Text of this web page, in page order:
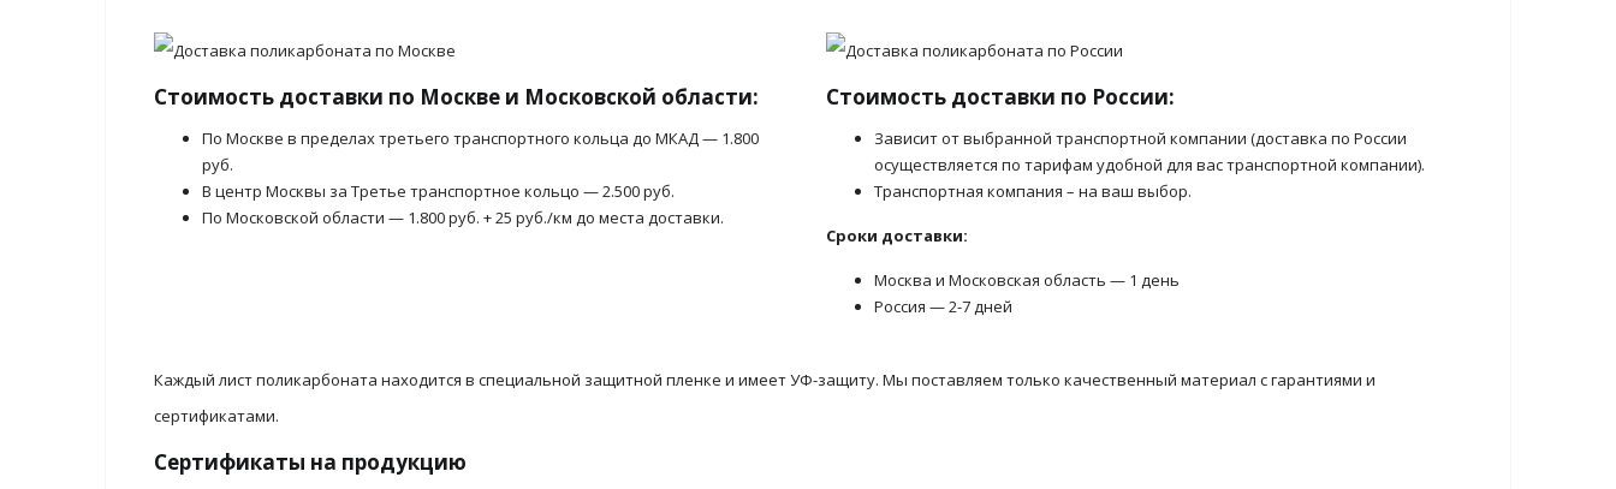
Стоимость доставки по Москве и Московской области:
По Москве в пределах третьего транспортного кольца до МКАД — 1.800
руб.
В центр Москвы за Третье транспортное кольцо — 2.500 руб.
По Московской области — 1.800 руб. + 25 руб./км до места доставки.
Стоимость доставки по России:
Зависит от выбранной транспортной компании (доставка по России
осуществляется по тарифам удобной для вас транспортной компании).
Транспортная компания – на ваш выбор.
Сроки доставки:
Москва и Московская область — 1 день
Россия — 2-7 дней
Каждый лист поликарбоната находится в специальной защитной пленке и имеет УФ-защиту. Мы поставляем только качественный материал с гарантиями и
сертификатами.
Сертификаты на продукцию